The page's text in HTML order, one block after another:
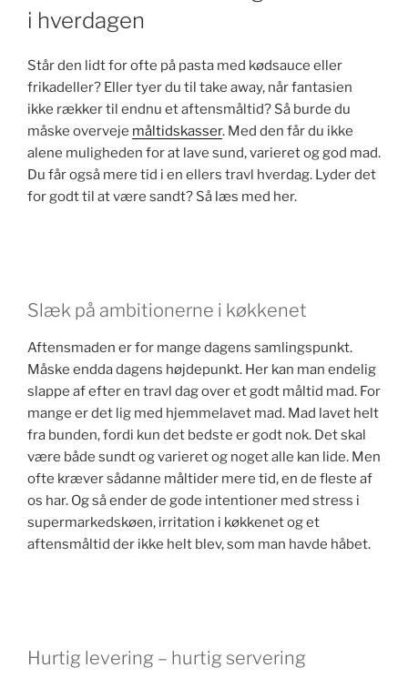
ki hverdagen
Står den lidt for ofte på pasta med kødsauce eller
frikadeller? Eller tyer du til take away, når fantasien
ikke rækker til endnu et aftensmåltid? Så burde du
måske overveje måltidskasser. Med den får du ikke
alene muligheden for at lave sund, varieret og god mad.
Du får også mere tid i en ellers travl hverdag. Lyder det
for godt til at være sandt? Så læs med her.
Slæk på ambitionerne i køkkenet
Aftensmaden er for mange dagens samlingspunkt.
Måske endda dagens højdepunkt. Her kan man endelig
slappe af efter en travl dag over et godt måltid mad. For
mange er det lig med hjemmelavet mad. Mad lavet helt
fra bunden, fordi kun det bedste er godt nok. Det skal
være både sundt og varieret og noget alle kan lide. Men
ofte kræver sådanne måltider mere tid, en de fleste af
os har. Og så ender de gode intentioner med stress i
supermarkedskøen, irritation i køkkenet og et
aftensmåltid der ikke helt blev, som man havde håbet.
Hurtig levering – hurtig servering